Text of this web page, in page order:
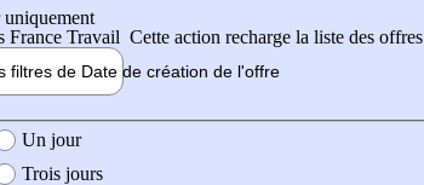
France Travail Cette action recharge la liste des offres
filtres de Date de création de l'offre
création de l'offre
Un jour
Trois jours